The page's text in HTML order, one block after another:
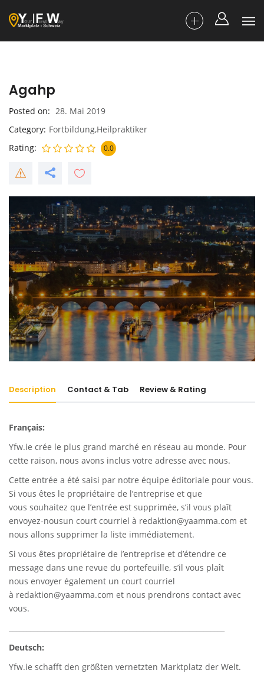
Agahp
Posted on
28. Mai 2019
Category Fortbildung,Heilpraktiker
Rating
0.0
Description Contact & Tab Review & Rating
Français:
Yfw.ie crée le plus grand marché en réseau au monde. Pour
cette raison, nous avons inclus votre adresse avec nous.
Cette entrée a été saisi par notre équipe éditoriale pour vous.
Si vous êtes le propriétaire de l’entreprise et que
vous souhaitez que l’entrée est supprimée, s’il vous plaît
envoyez-nousun court courriel à redaktion@yaamma.com et
nous allons supprimer la liste immédiatement.
Si vous êtes propriétaire de l’entreprise et d’étendre ce
message dans une revue du portefeuille, s’il vous plaît
nous envoyer également un court courriel
à redaktion@yaamma.com et nous prendrons contact avec
vous.
Deutsch:
Yfw.ie schafft den größten vernetzten Marktplatz der Welt.